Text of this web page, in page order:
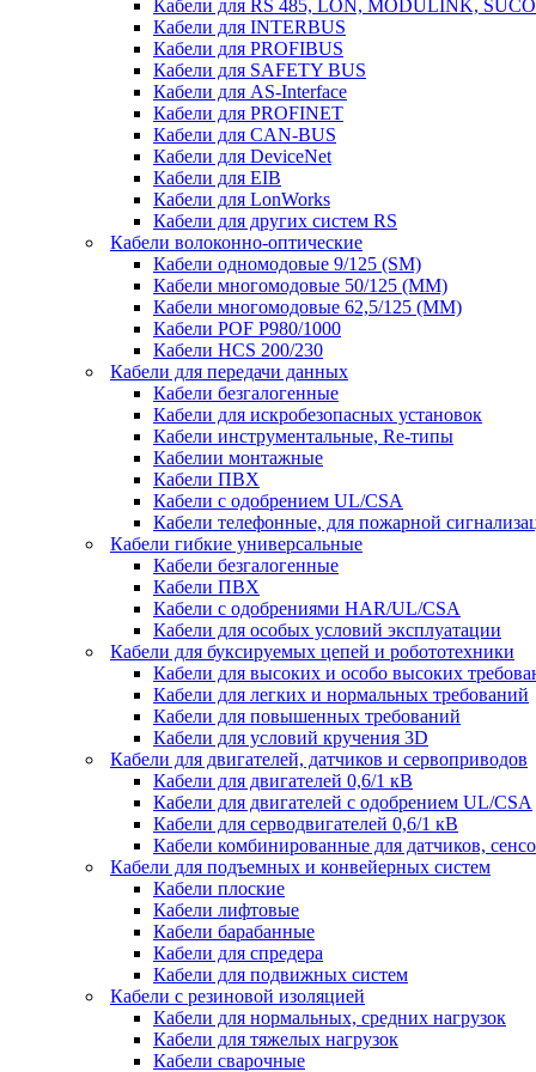
Кабели для RS 485, LON, MODULINK,
Кабели для INTERBUS
Кабели для PROFIBUS
Кабели для SAFETY BUS
Кабели для AS-Interface
Кабели для PROFINET
Кабели для CAN-BUS
Кабели для DeviceNet
Кабели для EIB
Кабели для LonWorks
Кабели для других систем RS
Кабели волоконно-оптические
Кабели одномодовые 9/125 (SM)
Кабели многомодовые 50/125 (ММ)
Кабели многомодовые 62,5/125 (ММ)
Кабели POF P980/1000
Кабели HCS 200/230
Кабели для передачи данных
Кабели безгалогенные
Кабели для искробезопасных установок
Кабели инструментальные, Re-типы
Кабелии монтажные
Кабели ПВХ
Кабели с одобрением UL/CSA
Кабели телефонные, для пожарной
Кабели гибкие универсальные
Кабели безгалогенные
Кабели ПВХ
Кабели с одобрениями HAR/UL/CSA
Кабели для особых условий эксплуатации
Кабели для буксируемых цепей и робототехники
Кабели для высоких и особо высоких
Кабели для легких и нормальных требований
Кабели для повышенных требований
Кабели для условий кручения 3D
Кабели для двигателей, датчиков и сервоприводов
Кабели для двигателей 0,6/1 кВ
Кабели для двигателей с одобрением UL/CSA
Кабели для серводвигателей 0,6/1 кВ
Кабели комбинированные для датчиков,
Кабели для подъемных и конвейерных систем
Кабели плоские
Кабели лифтовые
Кабели барабанные
Кабели для спредера
Кабели для подвижных систем
Кабели с резиновой изоляцией
Кабели для нормальных, средних нагрузок
Кабели для тяжелых нагрузок
Кабели сварочные